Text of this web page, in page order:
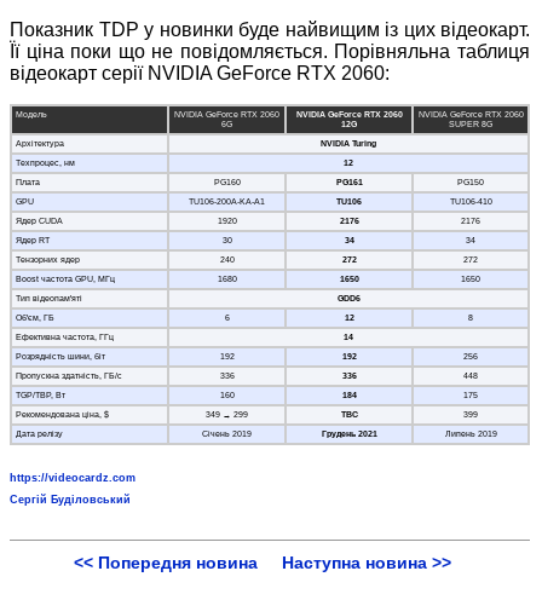
Показник TDP у новинки буде найвищим із цих відеокарт.
Її ціна поки що не повідомляється. Порівняльна таблиця
відеокарт серії NVIDIA GeForce RTX 2060:
Модель
NVIDIA GeForce RTX 2060
6G
NVIDIA GeForce RTX 2060
12G
NVIDIA GeForce RTX 2060
SUPER 8G
Архітектура
NVIDIA Turing
Техпроцес, нм
12
Плата
PG160 PG161
PG150
GPU
TU106-200A-KA-A1 TU106
TU106-410
Ядер CUDA
1920 2176
2176
Ядер RT
30 34
34
Тензорних ядер
240 272
272
Boost частота GPU, МГц
1680 1650
1650
Тип відеопам'яті
GDD6
Об'єм, ГБ
6 12
8
Ефективна частота, ГГц
14
Розрядність шини, біт
192 192
256
Пропускна здатність, ГБ/с
336 336
448
TGP/TBP, Вт
160 184
175
Рекомендована ціна, $
349 → 299 TBC
399
Дата релізу
Січень 2019 Грудень 2021 Липень 2019
https://videocardz.com
Сергій Буділовський
<< Попередня новина Наступна новина >>